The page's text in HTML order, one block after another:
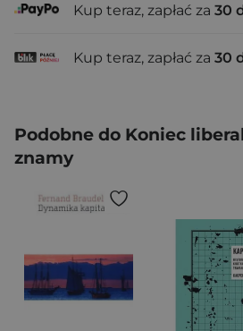
Kup teraz, zapłać za 30
Kup teraz, zapłać za 30
Podobne do Koniec
znamy